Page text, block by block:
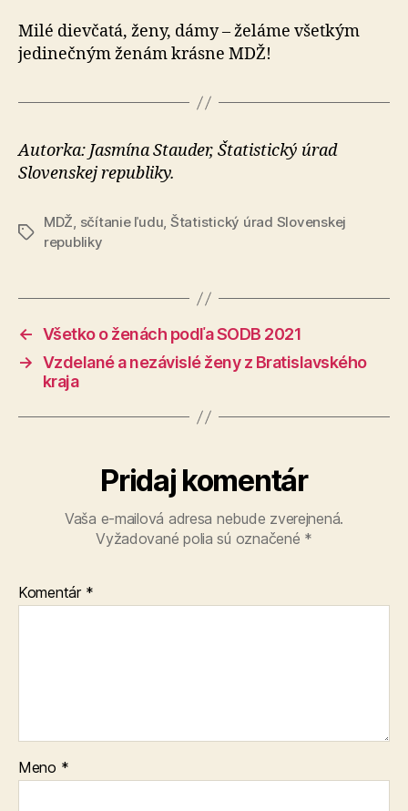
Milé dievčatá, ženy, dámy – želáme všetkým
jedinečným ženám krásne MDŽ!
Autorka: Jasmína Stauder, Štatistický úrad
Slovenskej republiky.
Značky
MDŽ, sčítanie ľudu, Štatistický úrad Slovenskej
republiky
← Všetko o ženách podľa SODB 2021
→ Vzdelané a nezávislé ženy z Bratislavského
kraja
Pridaj komentár
Vaša e-mailová adresa nebude zverejnená.
Vyžadované polia sú označené *
Komentár *
Meno *